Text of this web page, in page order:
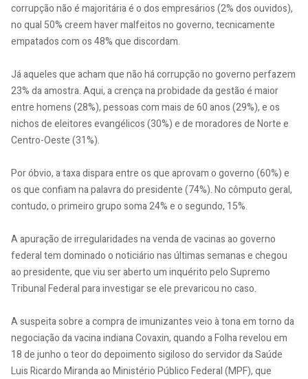
corrupção não é majoritária é o dos empresários (2% dos ouvidos),
no qual 50% creem haver malfeitos no governo, tecnicamente
empatados com os 48% que discordam.
Já aqueles que acham que não há corrupção no governo perfazem
23% da amostra. Aqui, a crença na probidade da gestão é maior
entre homens (28%), pessoas com mais de 60 anos (29%), e os
nichos de eleitores evangélicos (30%) e de moradores de Norte e
Centro-Oeste (31%).
Por óbvio, a taxa dispara entre os que aprovam o governo (60%) e
os que confiam na palavra do presidente (74%). No cômputo geral,
contudo, o primeiro grupo soma 24% e o segundo, 15%.
A apuração de irregularidades na venda de vacinas ao governo
federal tem dominado o noticiário nas últimas semanas e chegou
ao presidente, que viu ser aberto um inquérito pelo Supremo
Tribunal Federal para investigar se ele prevaricou no caso.
A suspeita sobre a compra de imunizantes veio à tona em torno da
negociação da vacina indiana Covaxin, quando a Folha revelou em
18 de junho o teor do depoimento sigiloso do servidor da Saúde
Luis Ricardo Miranda ao Ministério Público Federal (MPF), que